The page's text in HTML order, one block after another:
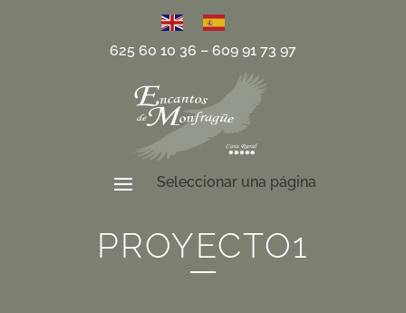
625 60 10 36 – 609 91 73 97
PROYECTO1